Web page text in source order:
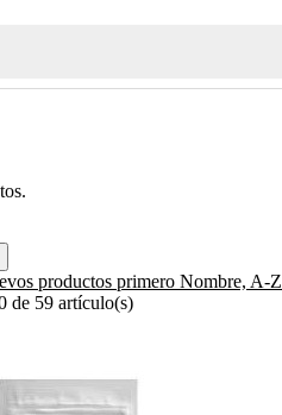
productos primero Nombre, A-Z
de 59 artículo(s)